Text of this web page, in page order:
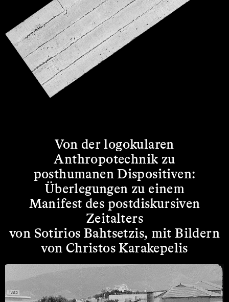
Von der logokularen
Anthropotechnik zu
posthumanen Dispositiven:
Überlegungen zu einem
Manifest des postdiskursiven
Zeitalters
von Sotirios Bahtsetzis, mit Bildern
von Christos Karakepelis